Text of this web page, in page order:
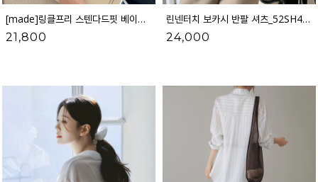
[made]링클프리 스텐다드핏 베이직셔츠_52SH1937
21,800
린넨터치 보카시 반팔 셔츠_52SH417
24,000